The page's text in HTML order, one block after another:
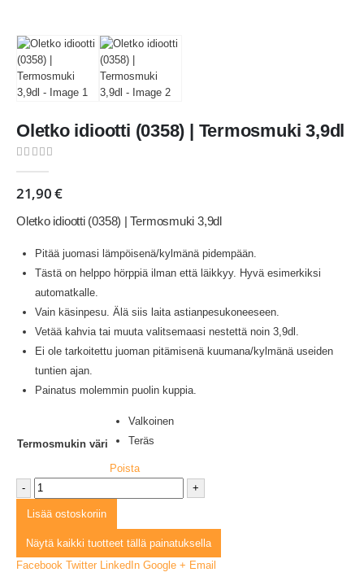
Oletko idiootti (0358) | Termosmuki 3,9dl
21,90€
Oletko idiootti (0358) | Termosmuki 3,9dl
Pitää juomasi lämpöisenä/kylmänä pidempään.
Tästä on helppo hörppiä ilman että läikkyy. Hyvä esimerkiksi
automatkalle.
Vain käsinpesu. Älä siis laita astianpesukoneeseen.
Vetää kahvia tai muuta valitsemaasi nestettä noin 3,9dl.
Ei ole tarkoitettu juoman pitämisenä kuumana/kylmänä useiden
tuntien ajan.
Painatus molemmin puolin kuppia.
Termosmukin väri
Valkoinen
Teräs
Poista
-
+
Lisää ostoskoriin
Näytä kaikki tuotteet tällä painatuksella
Facebook Twitter LinkedIn Google + Email